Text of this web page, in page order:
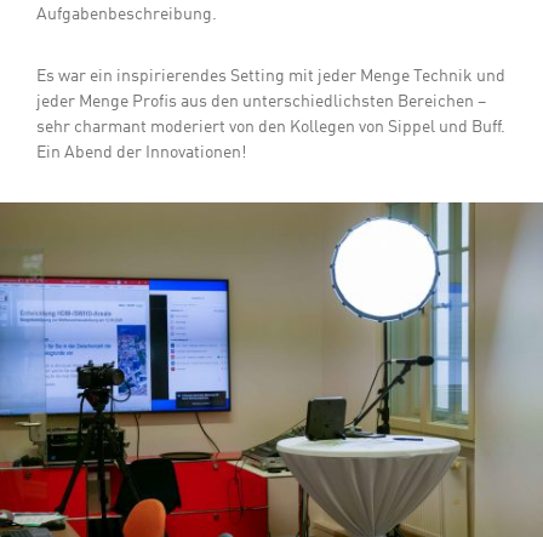
Aufgabenbeschreibung.
Es war ein inspirierendes Setting mit jeder Menge Technik und
jeder Menge Profis aus den unterschiedlichsten Bereichen –
sehr charmant moderiert von den Kollegen von Sippel und Buff.
Ein Abend der Innovationen!